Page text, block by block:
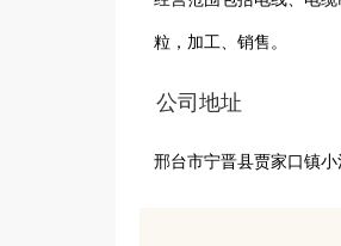
粒，加工、销售。
公司地址
邢台市宁晋县贾家口镇